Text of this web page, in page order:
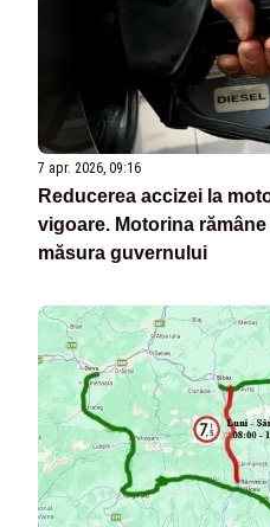
7 apr. 2026, 09:16
Reducerea accizei la
vigoare. Motorina
măsura guvernului